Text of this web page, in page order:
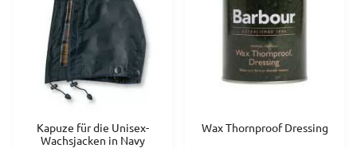
Kapuze für die Unisex-
Wachsjacken in Navy
Wax Thornproof Dressing